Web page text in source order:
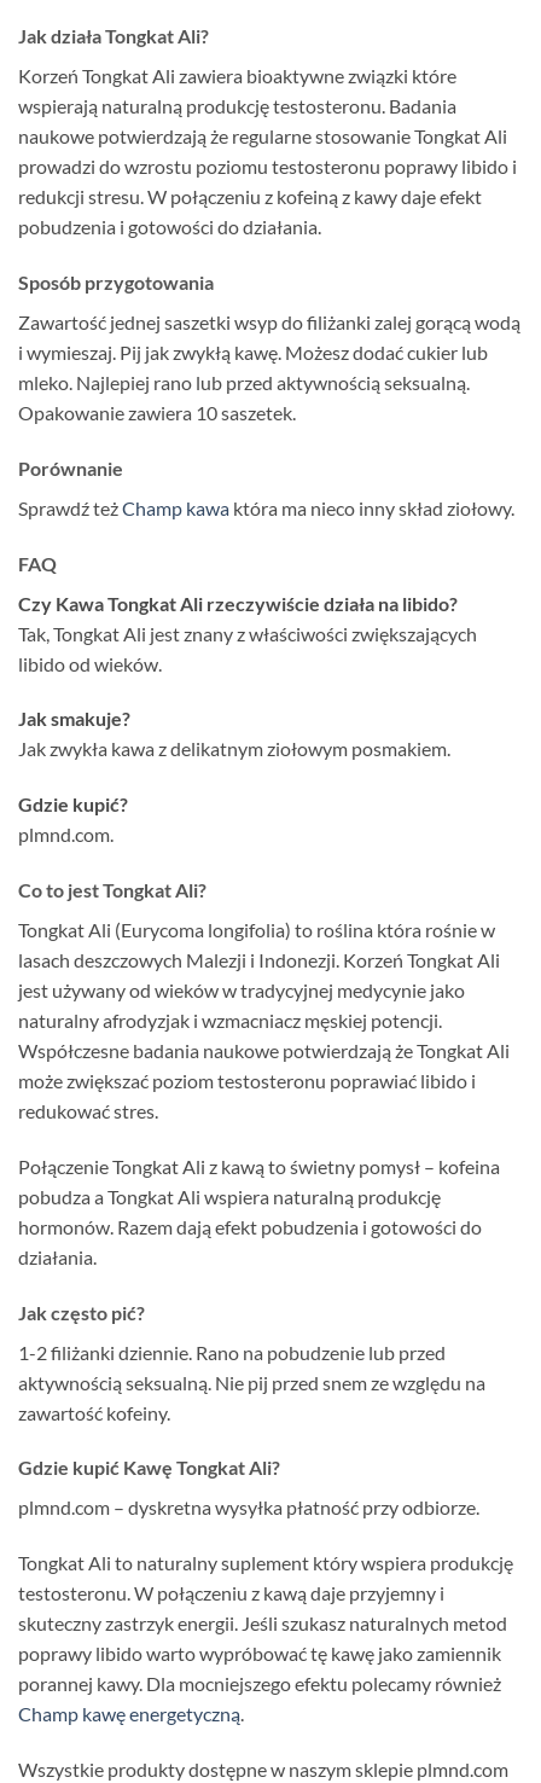
Jak działa Tongkat Ali?
Korzeń Tongkat Ali zawiera bioaktywne związki które
wspierają naturalną produkcję testosteronu. Badania
naukowe potwierdzają że regularne stosowanie Tongkat Ali
prowadzi do wzrostu poziomu testosteronu poprawy libido i
redukcji stresu. W połączeniu z kofeiną z kawy daje efekt
pobudzenia i gotowości do działania.
Sposób przygotowania
Zawartość jednej saszetki wsyp do filiżanki zalej gorącą wodą
i wymieszaj. Pij jak zwykłą kawę. Możesz dodać cukier lub
mleko. Najlepiej rano lub przed aktywnością seksualną.
Opakowanie zawiera 10 saszetek.
Porównanie
Sprawdź teżChamp kawa która ma nieco inny skład ziołowy.
FAQ
Czy Kawa Tongkat Ali rzeczywiście działa na libido?
Tak, Tongkat Ali jest znany z właściwości zwiększających
libido od wieków.
Jak smakuje?
Jak zwykła kawa z delikatnym ziołowym posmakiem.
Gdzie kupić?
plmnd.com.
Co to jest Tongkat Ali?
Tongkat Ali (Eurycoma longifolia) to roślina która rośnie w
lasach deszczowych Malezji i Indonezji. Korzeń Tongkat Ali
jest używany od wieków w tradycyjnej medycynie jako
naturalny afrodyzjak i wzmacniacz męskiej potencji.
Współczesne badania naukowe potwierdzają że Tongkat Ali
może zwiększać poziom testosteronu poprawiać libido i
redukować stres.
Połączenie Tongkat Ali z kawą to świetny pomysł – kofeina
pobudza a Tongkat Ali wspiera naturalną produkcję
hormonów. Razem dają efekt pobudzenia i gotowości do
działania.
Jak często pić?
1-2 filiżanki dziennie. Rano na pobudzenie lub przed
aktywnością seksualną. Nie pij przed snem ze względu na
zawartość kofeiny.
Gdzie kupić Kawę Tongkat Ali?
plmnd.com – dyskretna wysyłka płatność przy odbiorze.
Tongkat Ali to naturalny suplement który wspiera produkcję
testosteronu. W połączeniu z kawą daje przyjemny i
skuteczny zastrzyk energii. Jeśli szukasz naturalnych metod
poprawy libido warto wypróbować tę kawę jako zamiennik
porannej kawy. Dla mocniejszego efektu polecamy również
Champ kawę energetyczną.
Wszystkie produkty dostępne w naszym sklepie plmnd.com